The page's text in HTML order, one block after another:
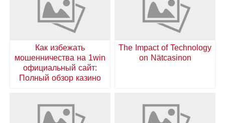
The Impact of Technology
on Nätcasinon
Как избежать
мошенничества на 1win
официальный сайт:
Полный обзор казино